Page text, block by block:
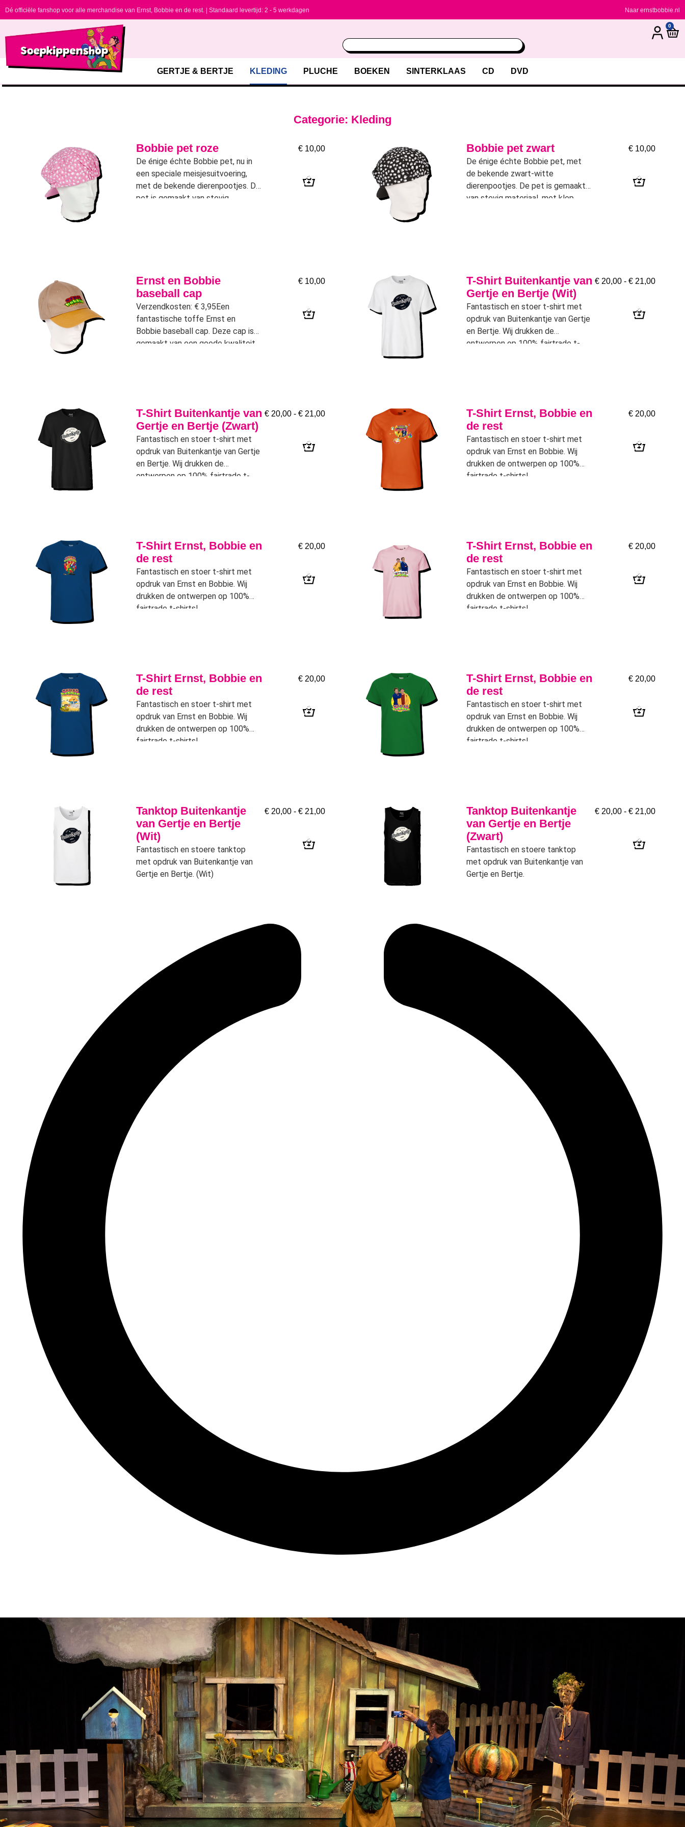
Dé officiële fanshop voor alle merchandise van Ernst, Bobbie en de rest. | Standaard levertijd: 2 - 5 werkdagen Naar ernstbobbie.nl
0
GERTJE & BERTJE KLEDING PLUCHE BOEKEN SINTERKLAAS CD DVD
Categorie: Kleding
Bobbie pet roze
De énige échte Bobbie pet, nu in
een speciale meisjesuitvoering,
met de bekende dierenpootjes. De
pet is gemaakt van stevig
€ 10,00 Bobbie pet zwart
De énige échte Bobbie pet, met
de bekende zwart-witte
dierenpootjes. De pet is gemaakt
van stevig materiaal, met klep,
€ 10,00
Ernst en Bobbie
baseball cap
Verzendkosten: € 3,95Een
fantastische toffe Ernst en
Bobbie baseball cap. Deze cap is
gemaakt van een goede kwaliteit
€ 10,00
T-Shirt Buitenkantje van
Gertje en Bertje (Wit)
Fantastisch en stoer t-shirt met
opdruk van Buitenkantje van Gertje
en Bertje. Wij drukken de
ontwerpen op 100% fairtrade t-
€ 20,00 - € 21,00
T-Shirt Buitenkantje van
Gertje en Bertje (Zwart)
Fantastisch en stoer t-shirt met
opdruk van Buitenkantje van Gertje
en Bertje. Wij drukken de
ontwerpen op 100% fairtrade t-
€ 20,00 - € 21,00
T-Shirt Ernst, Bobbie en
de rest
Fantastisch en stoer t-shirt met
opdruk van Ernst en Bobbie. Wij
drukken de ontwerpen op 100%
fairtrade t-shirts!
€ 20,00
T-Shirt Ernst, Bobbie en
de rest
Fantastisch en stoer t-shirt met
opdruk van Ernst en Bobbie. Wij
drukken de ontwerpen op 100%
fairtrade t-shirts!
€ 20,00
T-Shirt Ernst, Bobbie en
de rest
Fantastisch en stoer t-shirt met
opdruk van Ernst en Bobbie. Wij
drukken de ontwerpen op 100%
fairtrade t-shirts!
€ 20,00
T-Shirt Ernst, Bobbie en
de rest
Fantastisch en stoer t-shirt met
opdruk van Ernst en Bobbie. Wij
drukken de ontwerpen op 100%
fairtrade t-shirts!
€ 20,00
T-Shirt Ernst, Bobbie en
de rest
Fantastisch en stoer t-shirt met
opdruk van Ernst en Bobbie. Wij
drukken de ontwerpen op 100%
fairtrade t-shirts!
€ 20,00
Tanktop Buitenkantje
van Gertje en Bertje
(Wit)
Fantastisch en stoere tanktop
met opdruk van Buitenkantje van
Gertje en Bertje. (Wit)
€ 20,00 - € 21,00
Tanktop Buitenkantje
van Gertje en Bertje
(Zwart)
Fantastisch en stoere tanktop
met opdruk van Buitenkantje van
Gertje en Bertje.
€ 20,00 - € 21,00